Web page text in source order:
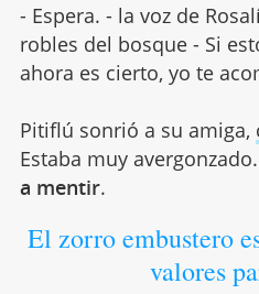
- Espera. - la voz de
robles del bosque - Si
ahora es cierto, yo te
Pitiflú sonrió a su amiga,
Estaba muy avergonzado.
a mentir.
El zorro embustero
valores